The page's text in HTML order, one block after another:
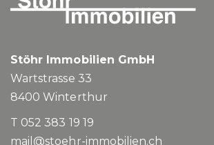
Stöhr Immobilien GmbH
Wartstrasse 33
8400Winterthur